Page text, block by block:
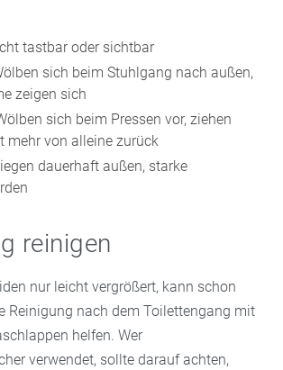
tastbar oder sichtbar
sich beim Stuhlgang nach außen,
zeigen sich
sich beim Pressen vor, ziehen
mehr von alleine zurück
dauerhaft außen, starke
reinigen
nur leicht vergrößert, kann schon
Reinigung nach dem Toilettengang mit
helfen. Wer
verwendet, sollte darauf achten,